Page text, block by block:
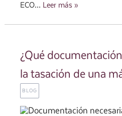
ECO… Leer más »
¿Qué
la tasación de una
BLOG